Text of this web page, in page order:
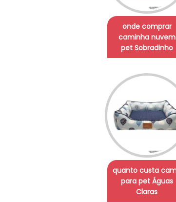
onde comprar
caminha nuvem
pet Sobradinho
quanto custa
para pet Águas
Claras